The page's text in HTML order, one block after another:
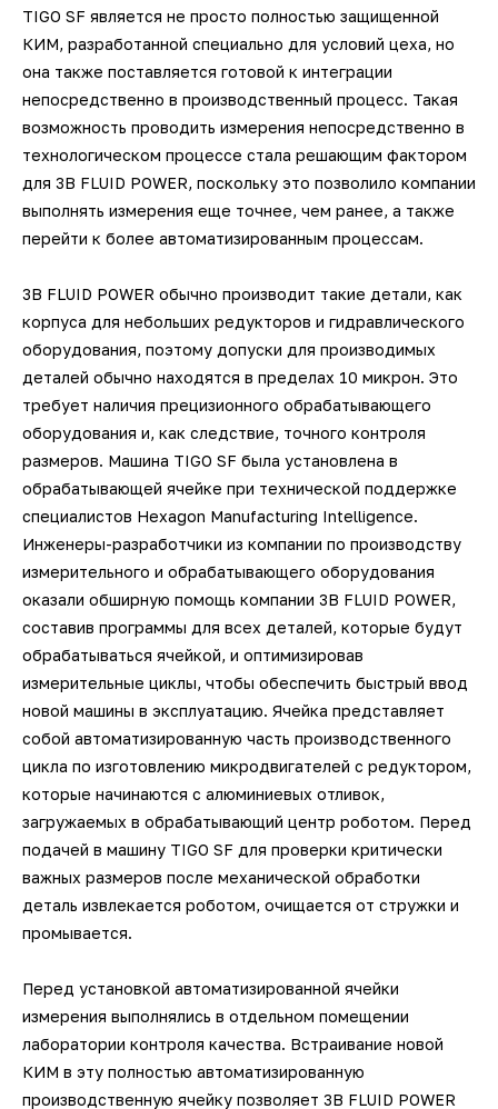
TIGO SF является не просто полностью защищенной
КИМ, разработанной специально для условий цеха, но
она также поставляется готовой к интеграции
непосредственно в производственный процесс. Такая
возможность проводить измерения непосредственно в
технологическом процессе стала решающим фактором
для 3B FLUID POWER, поскольку это позволило компании
выполнять измерения еще точнее, чем ранее, а также
перейти к более автоматизированным процессам.
3B FLUID POWER обычно производит такие детали, как
корпуса для небольших редукторов и гидравлического
оборудования, поэтому допуски для производимых
деталей обычно находятся в пределах 10 микрон. Это
требует наличия прецизионного обрабатывающего
оборудования и, как следствие, точного контроля
размеров. Машина TIGO SF была установлена в
обрабатывающей ячейке при технической поддержке
специалистов Hexagon Manufacturing Intelligence.
Инженеры-разработчики из компании по производству
измерительного и обрабатывающего оборудования
оказали обширную помощь компании 3B FLUID POWER,
составив программы для всех деталей, которые будут
обрабатываться ячейкой, и оптимизировав
измерительные циклы, чтобы обеспечить быстрый ввод
новой машины в эксплуатацию. Ячейка представляет
собой автоматизированную часть производственного
цикла по изготовлению микродвигателей с редуктором,
которые начинаются с алюминиевых отливок,
загружаемых в обрабатывающий центр роботом. Перед
подачей в машину TIGO SF для проверки критически
важных размеров после механической обработки
деталь извлекается роботом, очищается от стружки и
промывается.
Перед установкой автоматизированной ячейки
измерения выполнялись в отдельном помещении
лаборатории контроля качества. Встраивание новой
КИМ в эту полностью автоматизированную
производственную ячейку позволяет 3B FLUID POWER